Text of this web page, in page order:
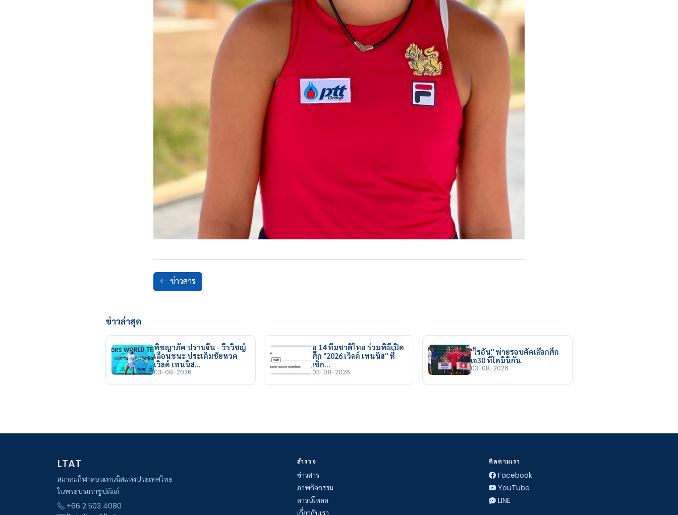
ข่าวสาร
ข่าวล่าสุด
พิชญาภัค ปราบจีน - วีรวิชญ์
เฉือนชนะ ประเดิมชัยหวด
เวิลด์ เทนนิส…
03-08-2026
ยู 14 ทีมชาติไทย ร่วมพิธีเปิด
ศึก "2026 เวิลด์ เทนนิส" ที่
เช็ก…
03-08-2026
"ไรอัน" พ่ายรอบคัดเลือกศึก
เจ30 ที่โดมินิกัน
03-08-2026
LTAT
สมาคมกีฬาลอนเทนนิสแห่งประเทศไทย
ในพระบรมราชูปถัมภ์
+66 2 503 4080
สำรวจ
ข่าวสาร
ภาพกิจกรรม
ดาวน์โหลด
เกี่ยวกับเรา
ติดตามเรา
Facebook
YouTube
LINE